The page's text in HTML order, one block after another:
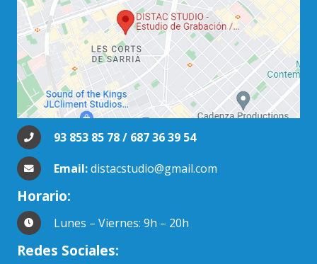
93 853 85 78 / 687 36 39 54
Email:distacstudio@gmail.com
Horario:
Lunes – Viernes: 9h – 20h
Redes Sociales: